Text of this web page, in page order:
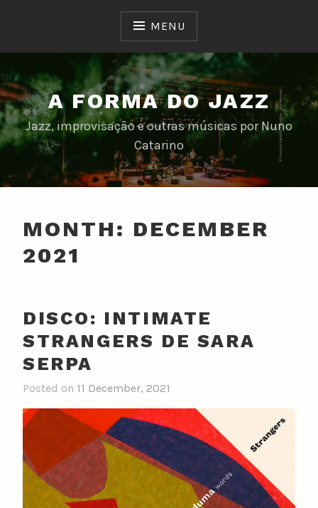
MENU
A FORMA DO JAZZ
Jazz, improvisação e outras músicas por Nuno
Catarino
MONTH: DECEMBER
2021
DISCO: INTIMATE
STRANGERS DE SARA
SERPA
Posted on 11 December, 2021